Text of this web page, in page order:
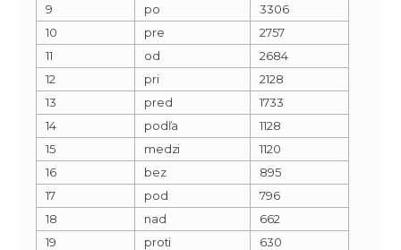
9
po
3306
10
pre
2757
11
od
2684
12
pri
2128
13
pred
1733
14
podľa
1128
15
medzi
1120
16
bez
895
17
pod
796
18
nad
662
19
proti
630